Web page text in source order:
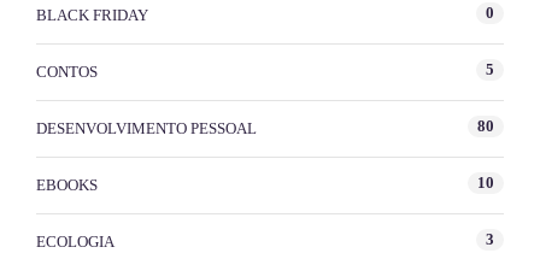
BLACK FRIDAY 0
CONTOS 5
DESENVOLVIMENTO PESSOAL 80
EBOOKS 10
ECOLOGIA 3